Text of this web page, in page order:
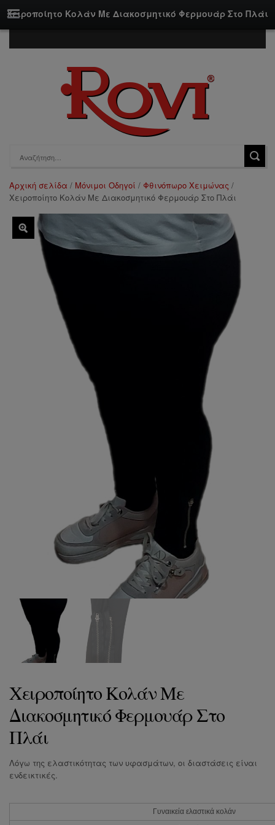
Χειροποίητο Κολάν Με Διακοσμητικό Φερμουάρ Στο Πλάι
Αρχική σελίδα / Μόνιμοι Οδηγοί / Φθινόπωρο Χειμώνας /
Χειροποίητο Κολάν Με Διακοσμητικό Φερμουάρ Στο Πλάι
Χειροποίητο Κολάν Με
Διακοσμητικό Φερμουάρ Στο
Πλάι
Λόγω της ελαστικότητας των υφασμάτων, οι διαστάσεις είναι
ενδεικτικές.
Γυναικεία ελαστικά κολάν